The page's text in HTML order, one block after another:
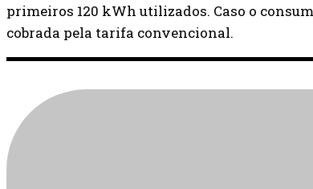
primeiros 120 kWh utilizados. Caso o
cobrada pela tarifa convencional.